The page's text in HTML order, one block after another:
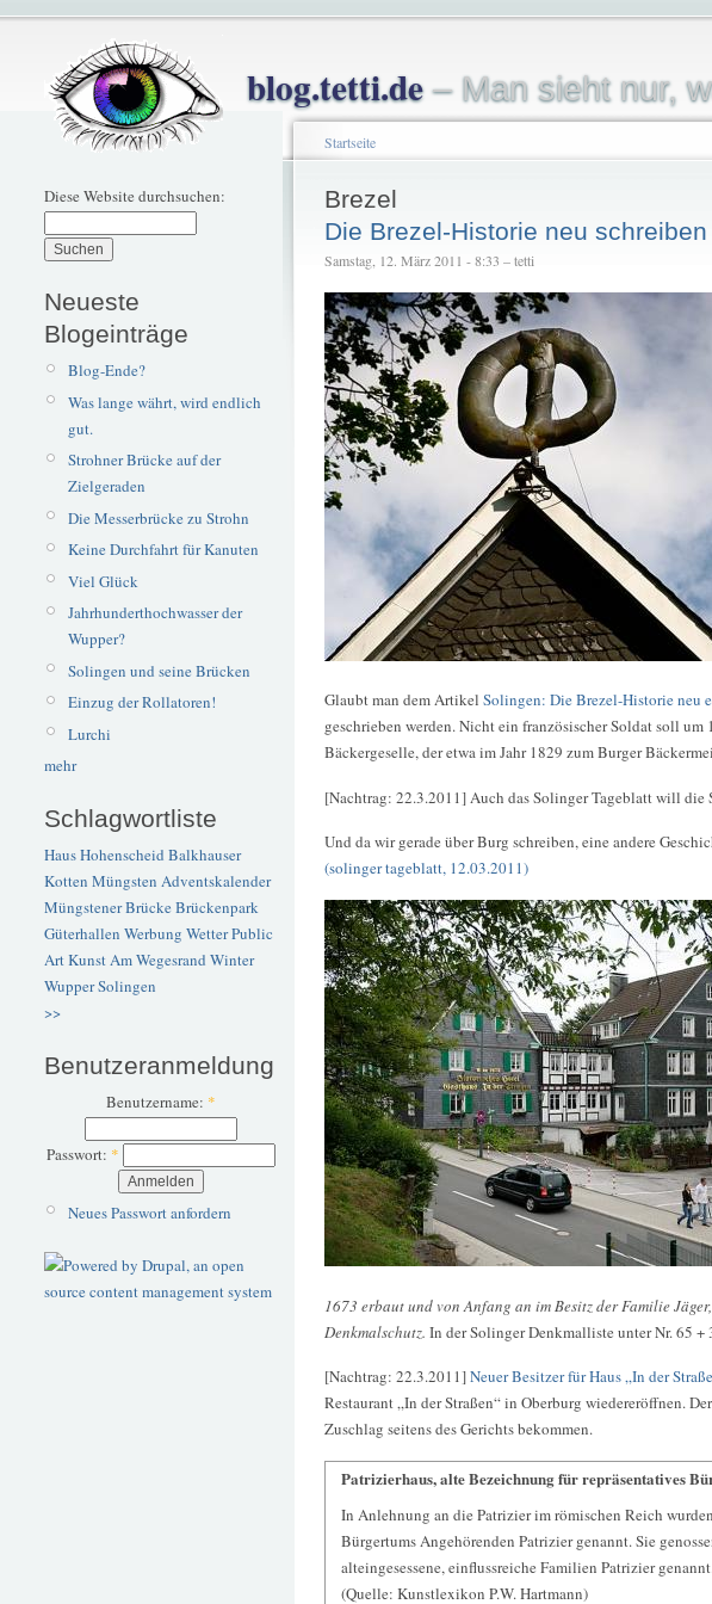
blog.tetti.de– Man sieht nur,
Diese Website durchsuchen:
Neueste
Blogeinträge
Blog-Ende?
Was lange währt, wird endlich
gut.
Strohner Brücke auf der
Zielgeraden
Die Messerbrücke zu Strohn
Keine Durchfahrt für Kanuten
Viel Glück
Jahrhunderthochwasser der
Wupper?
Solingen und seine Brücken
Einzug der Rollatoren!
Lurchi
mehr
Schlagwortliste
Haus Hohenscheid Balkhauser
Kotten Müngsten Adventskalender
Müngstener BrückeBrückenpark
Güterhallen Werbung WetterPublic
ArtKunstAm Wegesrand Winter
WupperSolingen
>>
Benutzeranmeldung
Benutzername: *
Passwort: *
Neues Passwort anfordern
Startseite
Brezel
Die Brezel-Historie neu schreiben
Samstag, 12. März 2011 - 8:33 – tetti
Glaubt man dem Artikel Solingen: Die Brezel-Historie neu
geschrieben werden. Nicht ein französischer Soldat soll
Bäckergeselle, der etwa im Jahr 1829 zum Burger
[Nachtrag: 22.3.2011] Auch das Solinger Tageblatt will die
Und da wir gerade über Burg schreiben, eine andere
(solinger tageblatt, 12.03.2011)
1673 erbaut und von Anfang an im Besitz der Familie
Denkmalschutz. In der Solinger Denkmalliste unter Nr. 65 +
[Nachtrag: 22.3.2011]Neuer Besitzer für Haus „In der
Restaurant „In der Straßen“ in Oberburg wiedereröffnen.
Zuschlag seitens des Gerichts bekommen.
Patrizierhaus, alte Bezeichnung für repräsentatives
In Anlehnung an die Patrizier im römischen Reich
Bürgertums Angehörenden Patrizier genannt. Sie
alteingesessene, einflussreiche Familien Patrizier genannt.
(Quelle: Kunstlexikon P.W. Hartmann)